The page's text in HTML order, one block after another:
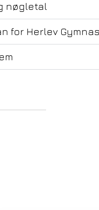
nøgletal
for Herlev